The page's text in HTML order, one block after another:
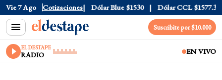
Vie 7 Ago Cotizaciones
Dólar Tarjeta $1976 Dólar Blue $1530 Dólar CCL $1577.3
Suscribite por $10.000
EL DESTAPE
RADIO EN VIVO